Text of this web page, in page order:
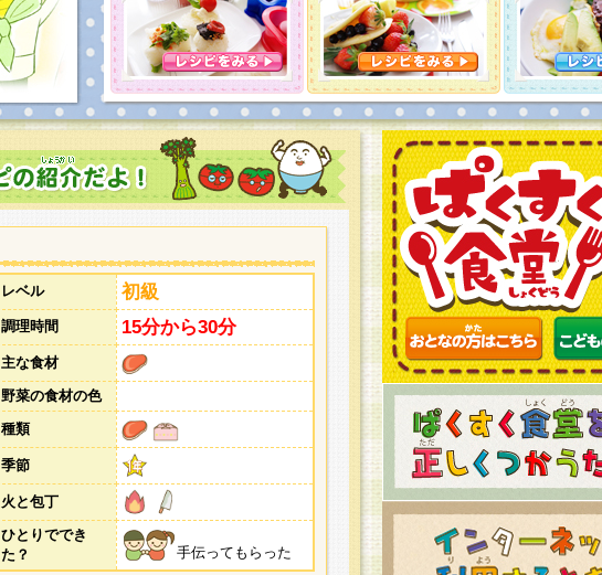
てごはんを作ろう！は終了致しました。たくさんの投稿、ありが
とうございました。次回企画もお楽しみに！
レベル 初級
調理時間 15分から30分
主な食材
野菜の食材の色
種類
季節
火と包丁
ひとりででき
た？
手伝ってもらった